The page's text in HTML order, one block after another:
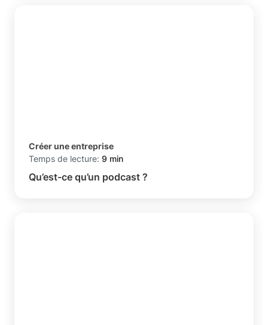
Créer une entreprise
Temps de lecture: 9 min
Qu’est-ce qu’un podcast ?